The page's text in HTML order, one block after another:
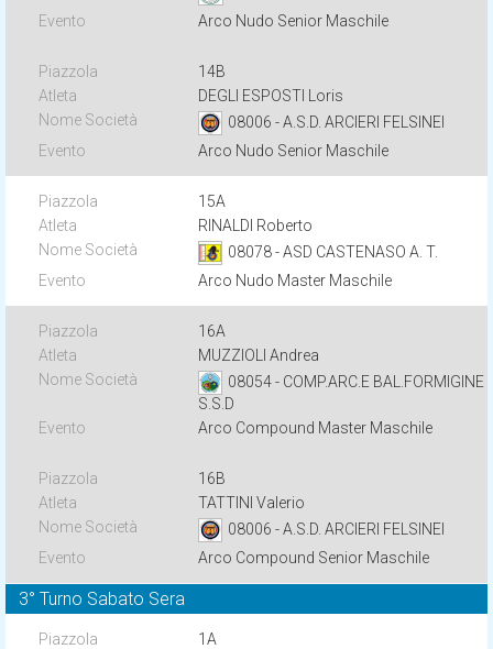
Arco Nudo Senior Maschile
14B
DEGLI ESPOSTI Loris
08006 - A.S.D. ARCIERI FELSINEI
Arco Nudo Senior Maschile
15A
RINALDI Roberto
08078 - ASD CASTENASO A. T.
Arco Nudo Master Maschile
16A
MUZZIOLI Andrea
08054 - COMP.ARC.E BAL.FORMIGINE
S.S.D
Arco Compound Master Maschile
16B
TATTINI Valerio
08006 - A.S.D. ARCIERI FELSINEI
Arco Compound Senior Maschile
3° Turno Sabato Sera
1A